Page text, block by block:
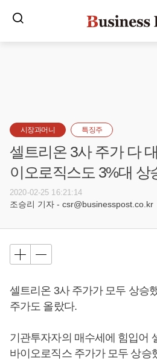
시장과머니 특징주
셀트리온 3사 주가 다
이오로직스도 3%대 상
2020-02-25 16:21:14
조승리 기자 - csr@businesspost.co.kr
셀트리온 3사 주가가 모두 상승
주가도 올랐다.
기관투자자의 매수세에 힘입어
바이오로직스 주가가 모두 상승